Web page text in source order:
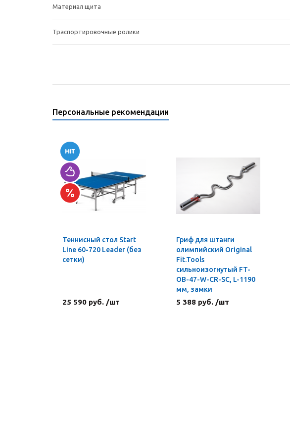
Материал щита
Траспортировочные ролики
Персональные рекомендации
Теннисный стол Start
Line 60-720 Leader (без
сетки)
25 590 руб. /шт
Гриф для штанги
олимпийский Original
Fit.Tools
сильноизогнутый FT-
OB-47-W-CR-SC, L-1190
мм, замки
5 388 руб. /шт